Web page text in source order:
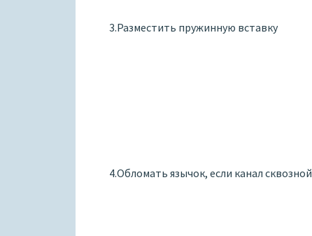
3.Разместить пружинную вставку
4.Обломать язычок, если канал сквозной